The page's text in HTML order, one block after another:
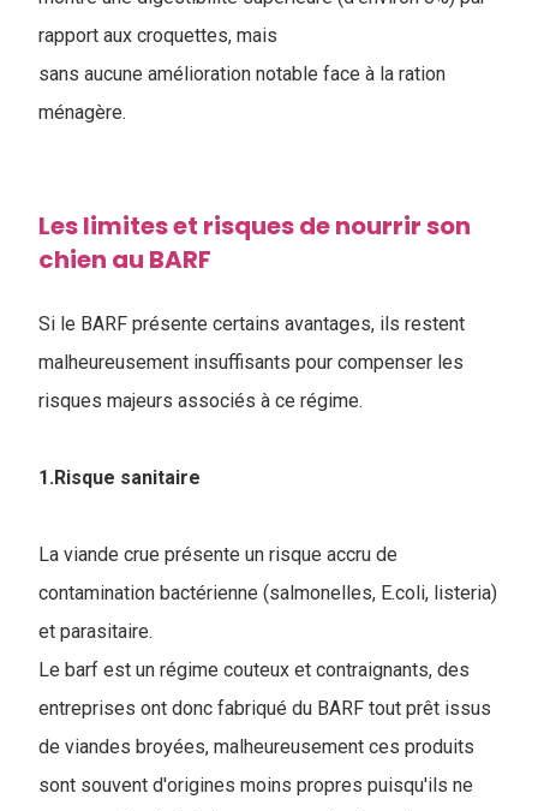
rapport aux croquettes, mais
sans aucune amélioration notable face à la ration
ménagère.
Les limites et risques de nourrir son
chien au BARF
Si le BARF présente certains avantages, ils restent
malheureusement insuffisants pour compenser les
risques majeurs associés à ce régime.
1.Risque sanitaire
La viande crue présente un risque accru de
contamination bactérienne (salmonelles, E.coli, listeria)
et parasitaire.
Le barf est un régime couteux et contraignants, des
entreprises ont donc fabriqué du BARF tout prêt issus
de viandes broyées, malheureusement ces produits
sont souvent d'origines moins propres puisqu'ils ne